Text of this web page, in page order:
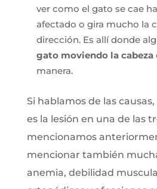
ver como el gato se cae
afectado o gira mucho la
dirección. Es allí donde
gato moviendo la cabeza
manera.
Si hablamos de las
es la lesión en una de las
mencionamos
mencionar también
anemia, debilidad